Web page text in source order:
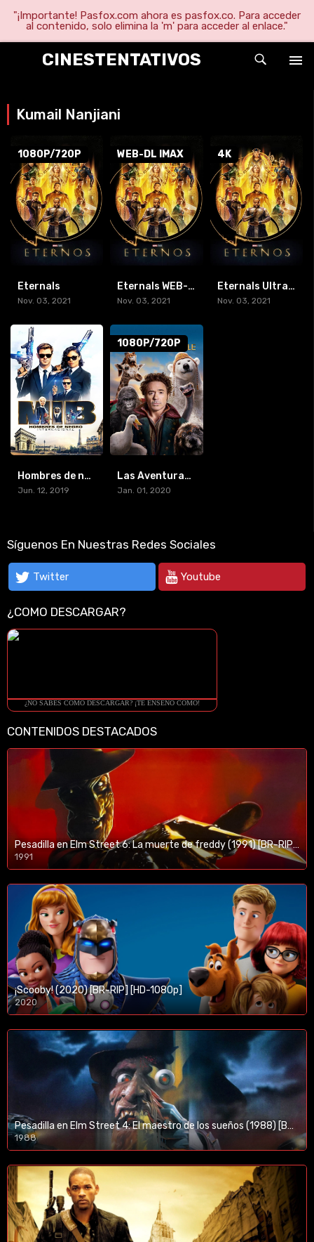
"¡Importante! Pasfox.com ahora es pasfox.co. Para acceder
al contenido, solo elimina la 'm' para acceder al enlace."
CINESTENTATIVOS
Kumail Nanjiani
1080P/720P
Eternals
Nov. 03, 2021
WEB-DL IMAX
Eternals WEB-DL IMAX
Nov. 03, 2021
4K
Eternals Ultra HD 4K
Nov. 03, 2021
Hombres de negro: Internacional (2019) [BR-RIP] [HD-720p]
Jun. 12, 2019
1080P/720P
Las Aventuras Del Doctor Dolittle (2020) [BR-RIP] [HD-1080p]
Jan. 01, 2020
Síguenos En Nuestras Redes Sociales
Twitter Youtube
¿COMO DESCARGAR?
¿NO SABES COMO DESCARGAR? ¡TE ENSEÑO COMO!
CONTENIDOS DESTACADOS
Pesadilla en Elm Street 6: La muerte de freddy (1991) [BR-RIP] [HD-1080p]
1991
¡Scooby! (2020) [BR-RIP] [HD-1080p]
2020
1080p/720p
Pesadilla en Elm Street 4: El maestro de los sueños (1988) [BR-RIP] [HD-1080p]
1988